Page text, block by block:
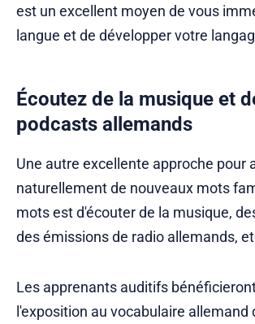
est un excellent moyen de vous
langue et de développer votre
Écoutez de la musique et
podcasts allemands
Une autre excellente approche pour
naturellement de nouveaux mots
mots est d'écouter de la musique,
des émissions de radio allemands,
Les apprenants auditifs
l'exposition au vocabulaire allemand